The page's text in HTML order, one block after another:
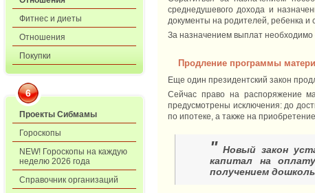
Фитнес и диеты
Отношения
Покупки
6
Проекты Сибмамы
Гороскопы
NEW! Гороскопы на каждую
неделю 2026 года
Справочник организаций
среднедушевого дохода и
документы на родителей, ребенка
За назначением выплат
Продление программы
Еще один президентский закон
Сейчас право на распоряжение
предусмотрены исключения: до
по ипотеке, а также на
" Новый закон
капитал на
получением